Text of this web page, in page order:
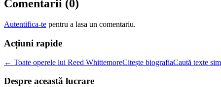
Comentarii (0)
Autentifica-te pentru a lasa un comentariu.
Acțiuni rapide
← Toate operele lui Reed WhittemoreCitește biografiaCaută texte
Despre această lucrare